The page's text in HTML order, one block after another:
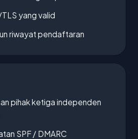
yang valid
riwayat pendaftaran
pihak ketiga independen
SPF / DMARC